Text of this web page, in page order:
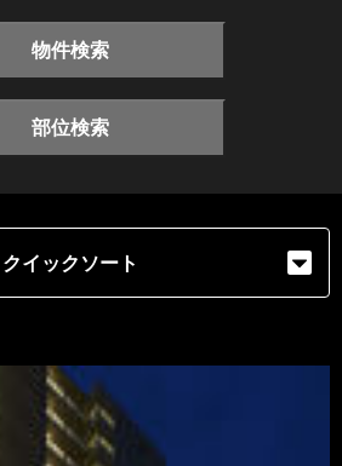
物件検索
部位検索
クイックソート